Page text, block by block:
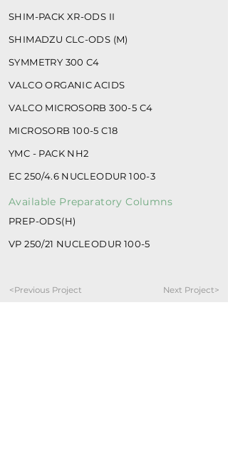
SHIM-PACK XR-ODS II
SHIMADZU CLC-ODS (M)
SYMMETRY 300 C4
VALCO ORGANIC ACIDS
VALCO MICROSORB 300-5 C4
MICROSORB 100-5 C18
YMC - PACK NH2
EC 250/4.6 NUCLEODUR 100-3
Available Preparatory Columns
PREP-ODS(H)
VP 250/21 NUCLEODUR 100-5
<Previous Project Next Project>